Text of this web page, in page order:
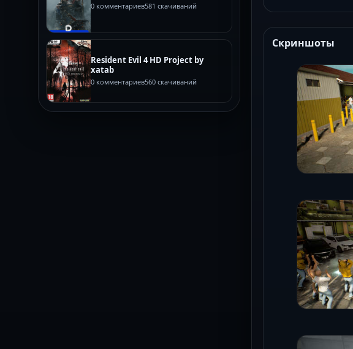
0 комментариев581 скачиваний
Resident Evil 4 HD Project by
xatab
0 комментариев560 скачиваний
Скриншоты